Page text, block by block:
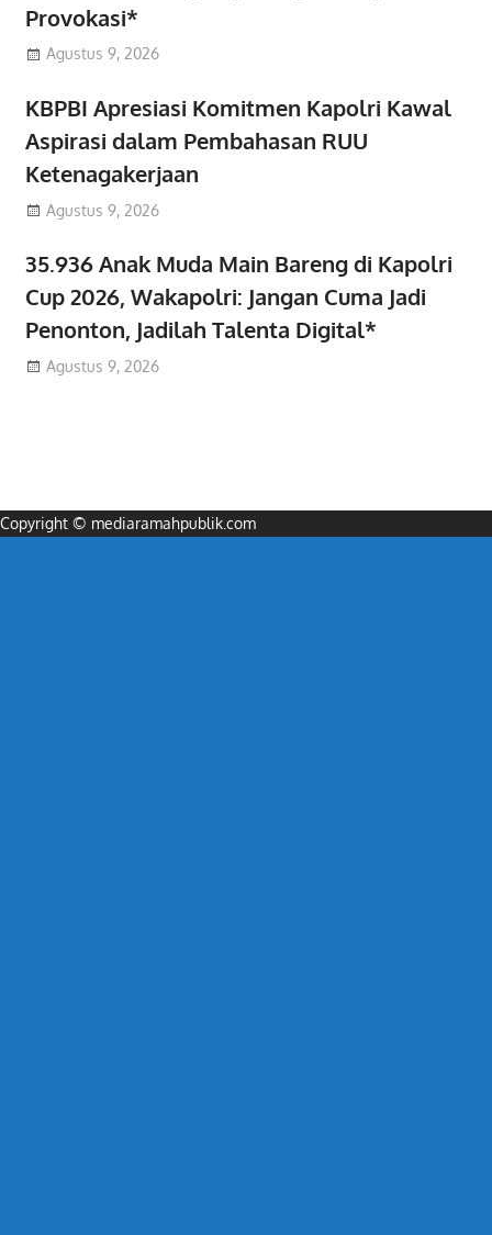
Provokasi*
Agustus 9, 2026
KBPBI Apresiasi Komitmen Kapolri Kawal
Aspirasi dalam Pembahasan RUU
Ketenagakerjaan
Agustus 9, 2026
35.936 Anak Muda Main Bareng di Kapolri
Cup 2026, Wakapolri: Jangan Cuma Jadi
Penonton, Jadilah Talenta Digital*
Agustus 9, 2026
Copyright © mediaramahpublik.com